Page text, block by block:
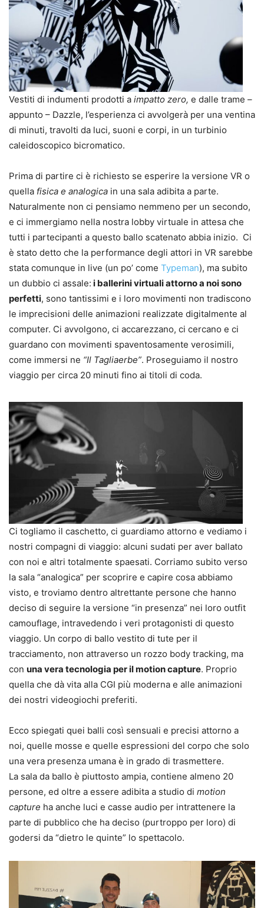
Vestiti di indumenti prodotti a impatto zero, e dalle trame –
appunto – Dazzle, l’esperienza ci avvolgerà per una ventina
di minuti, travolti da luci, suoni e corpi, in un turbinio
caleidoscopico bicromatico.
Prima di partire ci è richiesto se esperire la versione VR o
quella fisica e analogica in una sala adibita a parte.
Naturalmente non ci pensiamo nemmeno per un secondo,
e ci immergiamo nella nostra lobby virtuale in attesa che
tutti i partecipanti a questo ballo scatenato abbia inizio. Ci
è stato detto che la performance degli attori in VR sarebbe
stata comunque in live (un po’ come Typeman), ma subito
un dubbio ci assale: i ballerini virtuali attorno a noi sono
perfetti, sono tantissimi e i loro movimenti non tradiscono
le imprecisioni delle animazioni realizzate digitalmente al
computer. Ci avvolgono, ci accarezzano, ci cercano e ci
guardano con movimenti spaventosamente verosimili,
come immersi ne “Il Tagliaerbe”. Proseguiamo il nostro
viaggio per circa 20 minuti fino ai titoli di coda.
Ci togliamo il caschetto, ci guardiamo attorno e vediamo i
nostri compagni di viaggio: alcuni sudati per aver ballato
con noi e altri totalmente spaesati. Corriamo subito verso
la sala “analogica” per scoprire e capire cosa abbiamo
visto, e troviamo dentro altrettante persone che hanno
deciso di seguire la versione “in presenza” nei loro outfit
camouflage, intravedendo i veri protagonisti di questo
viaggio. Un corpo di ballo vestito di tute per il
tracciamento, non attraverso un rozzo body tracking, ma
con una vera tecnologia per il motion capture. Proprio
quella che dà vita alla CGI più moderna e alle animazioni
dei nostri videogiochi preferiti.
Ecco spiegati quei balli così sensuali e precisi attorno a
noi, quelle mosse e quelle espressioni del corpo che solo
una vera presenza umana è in grado di trasmettere.
La sala da ballo è piuttosto ampia, contiene almeno 20
persone, ed oltre a essere adibita a studio di motion
capture ha anche luci e casse audio per intrattenere la
parte di pubblico che ha deciso (purtroppo per loro) di
godersi da “dietro le quinte” lo spettacolo.